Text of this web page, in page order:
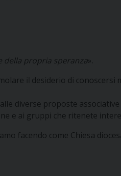
della propria speranza».
il desiderio di conoscersi
diverse proposte
e ai gruppi che ritenete
facendo come Chiesa